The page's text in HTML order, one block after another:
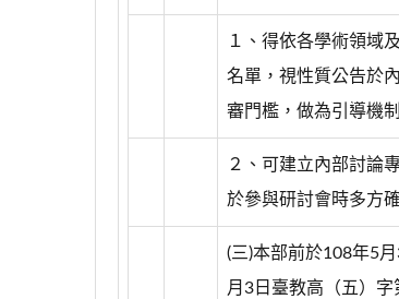
１、得依各學術領域
名單，視性質公告於
審門檻，做為引導機
２、可建立內部討論
於參與研討會時多方
(三)本部前於108年5
月3日臺教高（五）